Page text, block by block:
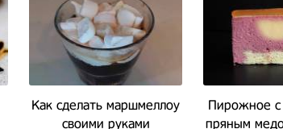
Как сделать маршмеллоу
своими руками
Пирожное с
пряным